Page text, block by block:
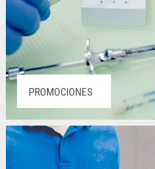
PROMOCIONES